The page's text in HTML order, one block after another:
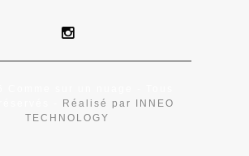
Réalisé par INNEO
TECHNOLOGY